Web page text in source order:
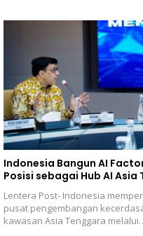
Indonesia Bangun AI
Posisi sebagai Hub AI Asia
Lentera Post- Indonesia
pusat pengembangan
kawasan Asia Tenggara